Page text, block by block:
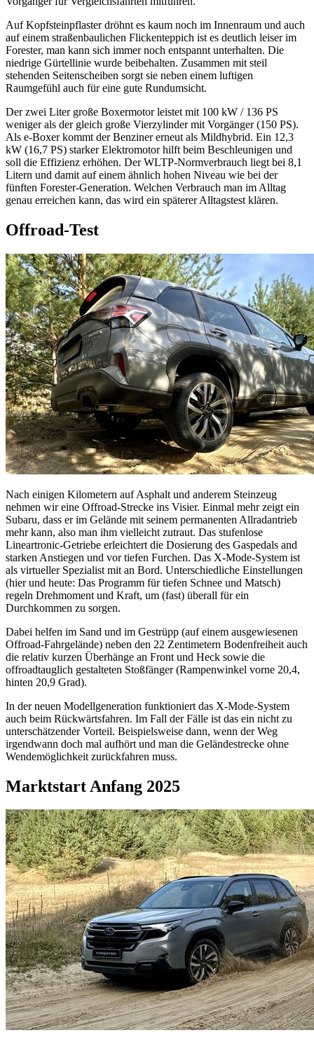
Auf Kopfsteinpflaster dröhnt es kaum noch im Innenraum und auch
auf einem straßenbaulichen Flickenteppich ist es deutlich leiser im
Forester, man kann sich immer noch entspannt unterhalten. Die
niedrige Gürtellinie wurde beibehalten. Zusammen mit steil
stehenden Seitenscheiben sorgt sie neben einem luftigen
Raumgefühl auch für eine gute Rundumsicht.
Der zwei Liter große Boxermotor leistet mit 100 kW / 136 PS
weniger als der gleich große Vierzylinder mit Vorgänger (150 PS).
Als e-Boxer kommt der Benziner erneut als Mildhybrid. Ein 12,3
kW (16,7 PS) starker Elektromotor hilft beim Beschleunigen und
soll die Effizienz erhöhen. Der WLTP-Normverbrauch liegt bei 8,1
Litern und damit auf einem ähnlich hohen Niveau wie bei der
fünften Forester-Generation. Welchen Verbrauch man im Alltag
genau erreichen kann, das wird ein späterer Alltagstest klären.
Offroad-Test
Nach einigen Kilometern auf Asphalt und anderem Steinzeug
nehmen wir eine Offroad-Strecke ins Visier. Einmal mehr zeigt ein
Subaru, dass er im Gelände mit seinem permanenten Allradantrieb
mehr kann, also man ihm vielleicht zutraut. Das stufenlose
Lineartronic-Getriebe erleichtert die Dosierung des Gaspedals and
starken Anstiegen und vor tiefen Furchen. Das X-Mode-System ist
als virtueller Spezialist mit an Bord. Unterschiedliche Einstellungen
(hier und heute: Das Programm für tiefen Schnee und Matsch)
regeln Drehmoment und Kraft, um (fast) überall für ein
Durchkommen zu sorgen.
Dabei helfen im Sand und im Gestrüpp (auf einem ausgewiesenen
Offroad-Fahrgelände) neben den 22 Zentimetern Bodenfreiheit auch
die relativ kurzen Überhänge an Front und Heck sowie die
offroadtauglich gestalteten Stoßfänger (Rampenwinkel vorne 20,4,
hinten 20,9 Grad).
In der neuen Modellgeneration funktioniert das X-Mode-System
auch beim Rückwärtsfahren. Im Fall der Fälle ist das ein nicht zu
unterschätzender Vorteil. Beispielsweise dann, wenn der Weg
irgendwann doch mal aufhört und man die Geländestrecke ohne
Wendemöglichkeit zurückfahren muss.
Marktstart Anfang 2025